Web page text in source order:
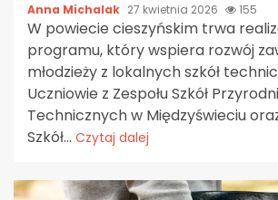
Anna Michalak 27 kwietnia 2026 155
W powiecie cieszyńskim trwa
programu, który wspiera rozwój
młodzieży z lokalnych szkół
Uczniowie z Zespołu Szkół
Technicznych w Międzyświeciu
Szkół... Czytaj dalej